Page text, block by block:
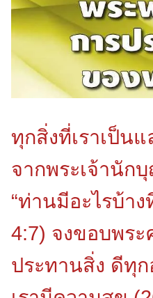
ทุกสิ่งที่เราเป็น
จากพระเจ้านัก
“ท่านมีอะไรบ้า
4:7) จงขอบพระ
ประทานสิ่ง ดีทุก